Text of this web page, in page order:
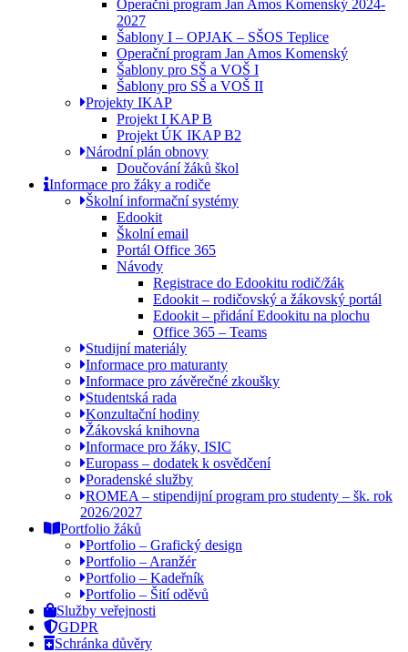
Operační program Jan Amos Komenský 2024-
2027
Šablony I – OPJAK – SŠOS Teplice
Operační program Jan Amos Komenský
Šablony pro SŠ a VOŠ I
Šablony pro SŠ a VOŠ II
Projekty IKAP
Projekt I KAP B
Projekt ÚK IKAP B2
Národní plán obnovy
Doučování žáků škol
Informace pro žáky a rodiče
Školní informační systémy
Edookit
Školní email
Portál Office 365
Návody
Registrace do Edookitu rodič/žák
Edookit – rodičovský a žákovský portál
Edookit – přidání Edookitu na plochu
Office 365 – Teams
Studijní materiály
Informace pro maturanty
Informace pro závěrečné zkoušky
Studentská rada
Konzultační hodiny
Žákovská knihovna
Informace pro žáky, ISIC
Europass – dodatek k osvědčení
Poradenské služby
ROMEA – stipendijní program pro studenty – šk. rok
2026/2027
Portfolio žáků
Portfolio – Grafický design
Portfolio – Aranžér
Portfolio – Kadeřník
Portfolio – Šití oděvů
Služby veřejnosti
GDPR
Schránka důvěry